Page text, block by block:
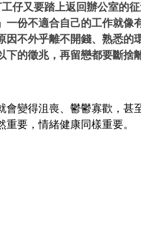
仔又要踏上返回辦公室的
一份不適合自己的工作就像
不外乎離不開錢、熟悉的
的徵兆，再留戀都要斷捨
變得沮喪、鬱鬱寡歡，甚
要，情緒健康同樣重要。